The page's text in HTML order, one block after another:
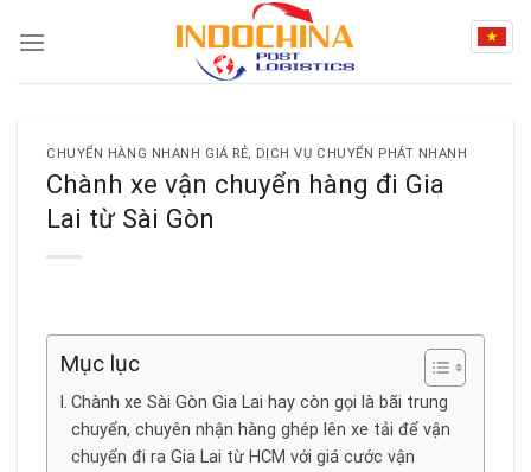
CHUYỂN HÀNG NHANH GIÁ RẺ, DỊCH VỤ CHUYỂN PHÁT NHANH
Chành xe vận chuyển hàng đi Gia
Lai từ Sài Gòn
Mục lục
Chành xe Sài Gòn Gia Lai hay còn gọi là bãi trung
chuyển, chuyên nhận hàng ghép lên xe tải để vận
chuyển đi ra Gia Lai từ HCM với giá cước vận